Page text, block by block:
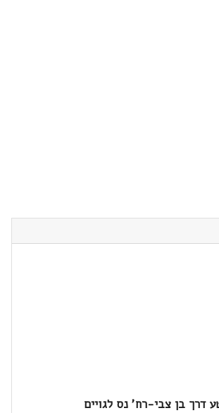
דרך בן צבי-רח' נס לגויים